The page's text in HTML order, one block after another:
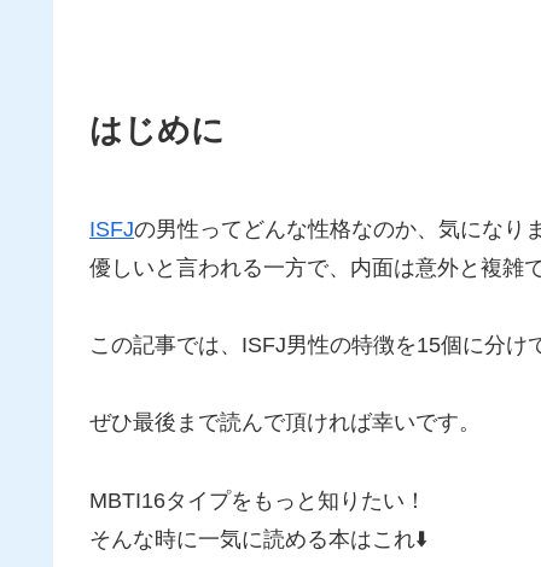
はじめに
ISFJの男性ってどんな性格なのか、気になり
優しいと言われる一方で、内面は意外と複雑
この記事では、ISFJ男性の特徴を15個に分け
ぜひ最後まで読んで頂ければ幸いです。
MBTI16タイプをもっと知りたい！
そんな時に一気に読める本はこれ⬇️